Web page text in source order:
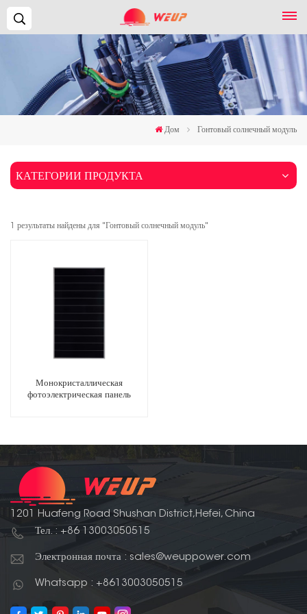
Дом Гонтовый солнечный модуль
КАТЕГОРИИ ПРОДУКТА
1 результаты найдены для "Гонтовый солнечный модуль"
Монокристаллическая
фотоэлектрическая панель
1201 Huafeng Road Shushan District,Hefei, China
Тел. : +86 13003050515
Электронная почта : sales@weuppower.com
Whatsapp : +8613003050515